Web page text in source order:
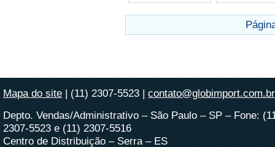
Mapa do site | (11) 2307-5523 | contato@globimport.com.br
Depto. Vendas/Administrativo – São Paulo – SP – Fone:
2307-5523 e (11) 2307-5516
Centro de Distribuição – Serra – ES